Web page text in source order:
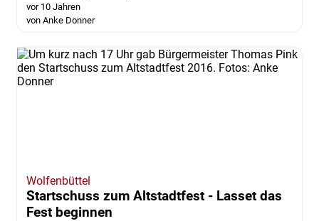
vor 10 Jahren
von Anke Donner
Wolfenbüttel
Startschuss zum Altstadtfest - Lasset das
Fest beginnen